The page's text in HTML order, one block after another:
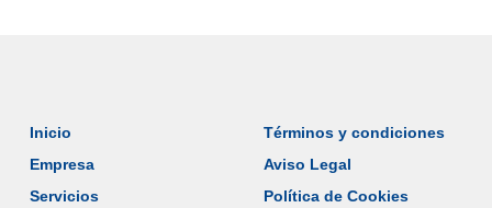
Inicio
Empresa
Servicios
Términos y condiciones
Aviso Legal
Política de Cookies